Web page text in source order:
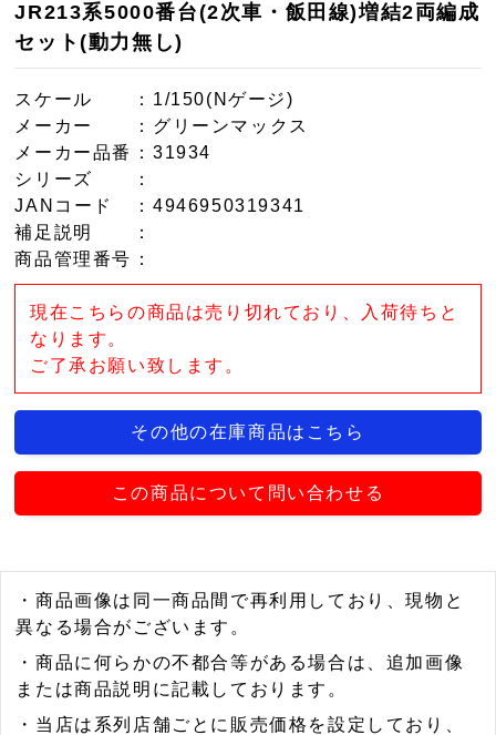
JR213系5000番台(2次車・飯田線)増結2両編成
セット(動力無し)
スケール
：1/150(Nゲージ)
メーカー
：グリーンマックス
メーカー品番
：31934
シリーズ
：
JANコード
：4946950319341
補足説明
：
商品管理番号 ：
現在こちらの商品は売り切れており、入荷待ちと
なります。
ご了承お願い致します。
その他の在庫商品はこちら
この商品について問い合わせる
・商品画像は同一商品間で再利用しており、現物と
異なる場合がございます。
・商品に何らかの不都合等がある場合は、追加画像
または商品説明に記載しております。
・当店は系列店舗ごとに販売価格を設定しており、